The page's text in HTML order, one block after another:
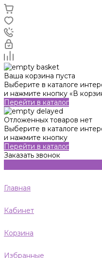
Ваша корзина пуста
Выберите в каталоге
и нажмите кнопку «В
Перейти в каталог
Отложенных товаров нет
Выберите в каталоге
и нажмите кнопку
Перейти в каталог
Заказать звонок
Главная
Кабинет
Корзина
Избранные